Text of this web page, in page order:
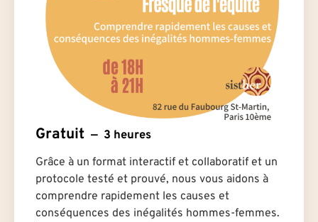
Gratuit 3 heures
Grâce à un format interactif et collaboratif et un
protocole testé et prouvé, nous vous aidons à
comprendre rapidement les causes et
conséquences des inégalités hommes-femmes.